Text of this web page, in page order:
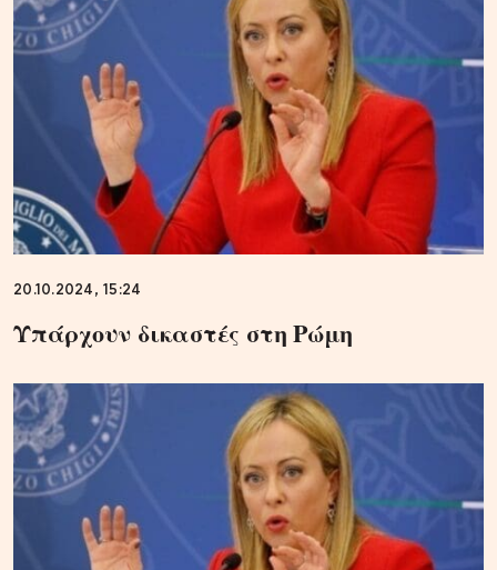
20.10.2024, 15:24
Υπάρχουν δικαστές στη Ρώμη